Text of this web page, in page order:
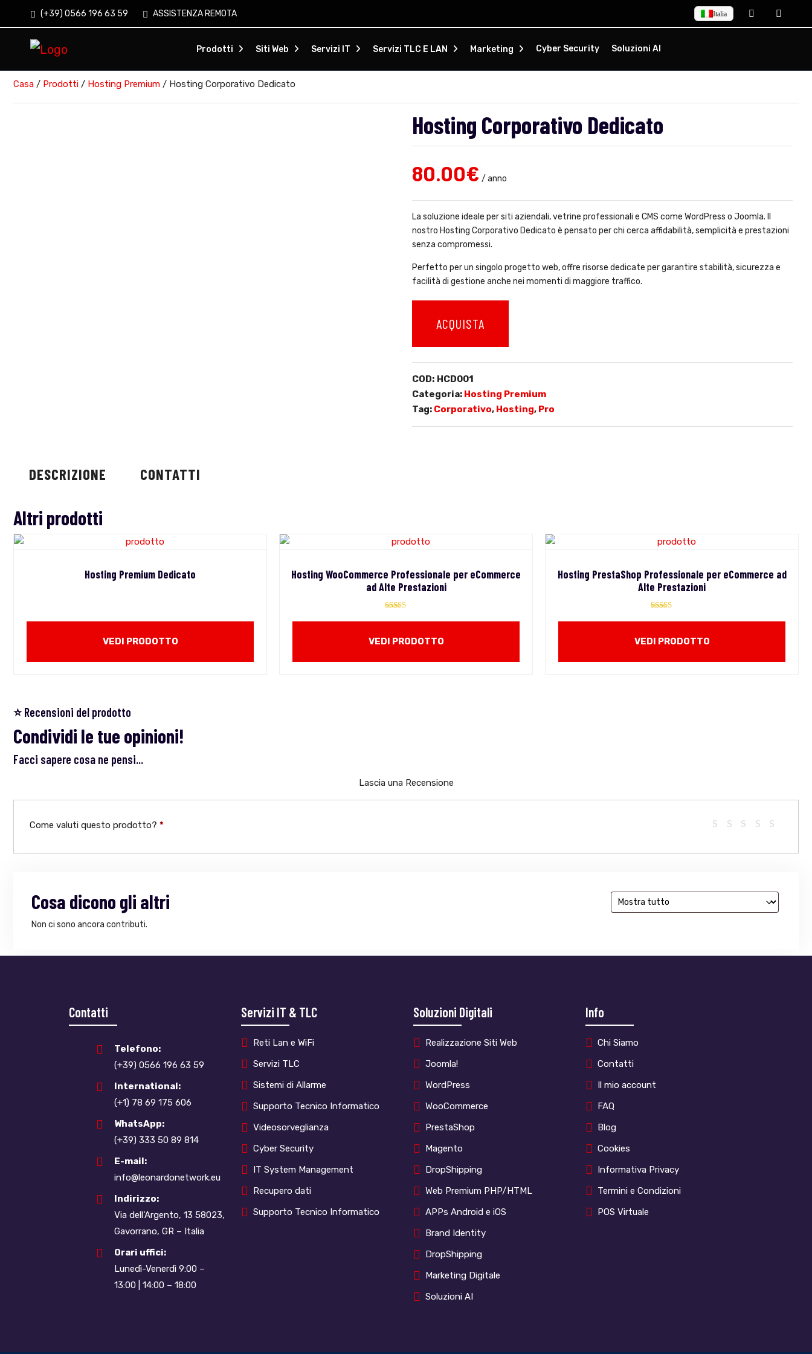
(+39) 0566 196 63 59 ASSISTENZA REMOTA Italia
Prodotti Siti Web Servizi IT Servizi TLC E LAN Marketing Cyber Security Soluzioni AI
Casa / Prodotti / Hosting Premium / Hosting Corporativo Dedicato
Hosting Corporativo Dedicato
80.00€ / anno
La soluzione ideale per siti aziendali, vetrine professionali e CMS come WordPress o Joomla. Il
nostro Hosting Corporativo Dedicato è pensato per chi cerca affidabilità, semplicità e prestazioni
senza compromessi.
Perfetto per un singolo progetto web, offre risorse dedicate per garantire stabilità, sicurezza e
facilità di gestione anche nei momenti di maggiore traffico.
ACQUISTA
COD: HCD001
Categoria: Hosting Premium
Tag: Corporativo, Hosting, Pro
DESCRIZIONE CONTATTI
Altri prodotti
Hosting Premium Dedicato
VEDI PRODOTTO
Hosting WooCommerce Professionale per eCommerce
ad Alte Prestazioni
5.00
VEDI PRODOTTO
Hosting PrestaShop Professionale per eCommerce ad
Alte Prestazioni
5.00
VEDI PRODOTTO
⭐ Recensioni del prodotto
Condividi le tue opinioni!
Facci sapere cosa ne pensi...
Lascia una Recensione
Come valuti questo prodotto? *
Cosa dicono gli altri
Non ci sono ancora contributi.
Contatti
Telefono:
(+39) 0566 196 63 59
International:
(+1) 78 69 175 606
WhatsApp:
(+39) 333 50 89 814
E-mail:
info@leonardonetwork.eu
Indirizzo:
Via dell’Argento, 13 58023,
Gavorrano, GR – Italia
Orari uffici:
Lunedì-Venerdì 9:00 –
13:00 | 14:00 – 18:00
Servizi IT & TLC
Reti Lan e WiFi
Servizi TLC
Sistemi di Allarme
Supporto Tecnico Informatico
Videosorveglianza
Cyber Security
IT System Management
Recupero dati
Supporto Tecnico Informatico
Soluzioni Digitali
Realizzazione Siti Web
Joomla!
WordPress
WooCommerce
PrestaShop
Magento
DropShipping
Web Premium PHP/HTML
APPs Android e iOS
Brand Identity
DropShipping
Marketing Digitale
Soluzioni AI
Info
Chi Siamo
Contatti
Il mio account
FAQ
Blog
Cookies
Informativa Privacy
Termini e Condizioni
POS Virtuale